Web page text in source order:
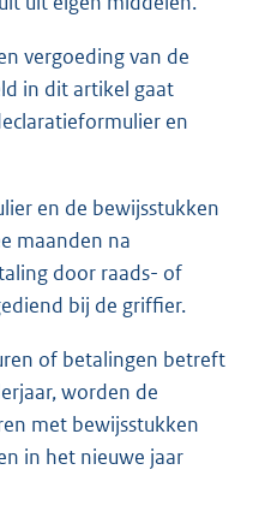
vergoeding van de
in dit artikel gaat
en
en de bewijsstukken
maanden na
door raads- of
bij de griffier.
of betalingen betreft
worden de
met bewijsstukken
in het nieuwe jaar